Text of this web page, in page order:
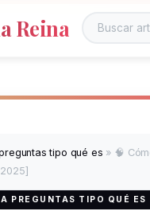
Reina
tipo qué es » 🧠
PREGUNTAS TIPO QUÉ ES